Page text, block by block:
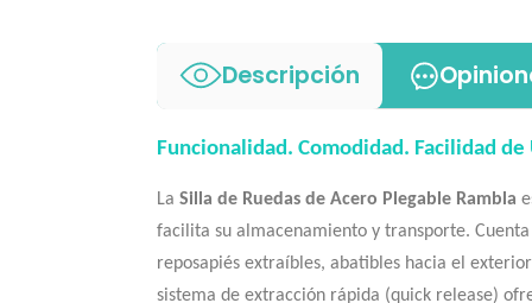
Descripción
Funcionalidad. Comodidad. Facilidad de
La Silla de Ruedas de Acero Plegable Rambla
facilita su almacenamiento y transporte.
reposapiés extraíbles, abatibles hacia el
sistema de extracción rápida (quick release)